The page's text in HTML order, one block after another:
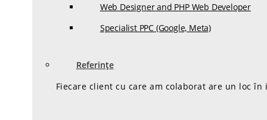
Web Designer and PHP Web Developer
Specialist PPC (Google, Meta)
Referințe
Fiecare client cu care am colaborat are un loc